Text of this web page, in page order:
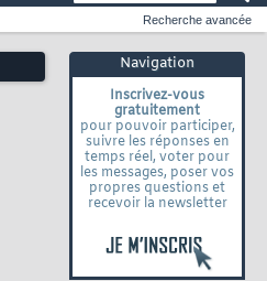
Navigation
Inscrivez-vous
gratuitement
pour pouvoir participer,
suivre les réponses en
temps réel, voter pour
les messages, poser vos
propres questions et
recevoir la newsletter
Recherche avancée